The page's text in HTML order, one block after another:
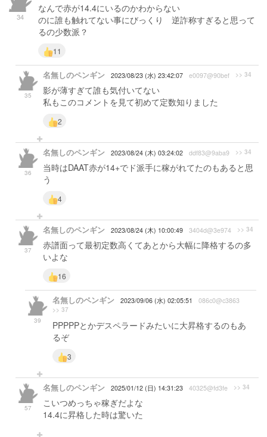
34
なんで赤が14.4にいるのかわからない
のに誰も触れてない事にびっくり 逆詐称すぎると思って
るの少数派？
11
35
名無しのペンギン 2023/08/23 (水) 23:42:07 e0097@90bef >> 34
影が薄すぎて誰も気付いてない
私もこのコメントを見て初めて定数知りました
2
36
名無しのペンギン 2023/08/24 (木) 03:24:02 ddf83@9aba9 >> 34
当時はDAAT赤が14+でド派手に稼がれてたのもあると思
う
4
37
名無しのペンギン 2023/08/24 (木) 10:00:49 3404d@3e974 >> 34
赤譜面って最初定数高くてあとから大幅に降格するの多
いよな
16
39
名無しのペンギン 2023/09/06 (水) 02:05:51 086c0@c3863
>> 37
PPPPPとかデスペラードみたいに大昇格するのもあ
るぞ
3
57
名無しのペンギン 2025/01/12 (日) 14:31:23 40325@fd3fe >> 34
こいつめっちゃ稼ぎだよな
14.4に昇格した時は驚いた